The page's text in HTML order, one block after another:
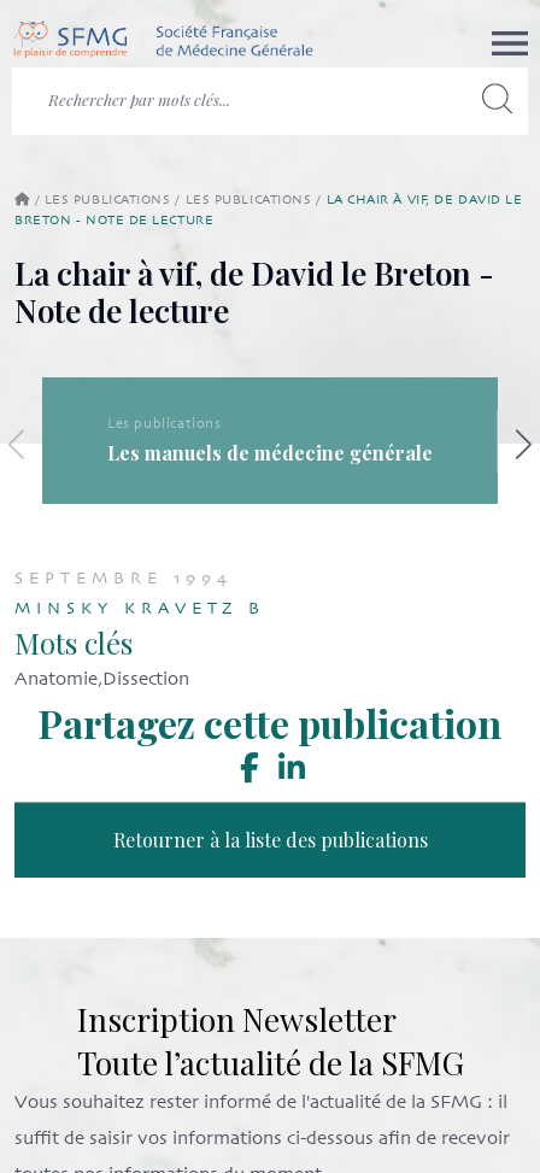
/ LES PUBLICATIONS / LES PUBLICATIONS / LA CHAIR À VIF, DE DAVID LE
BRETON - NOTE DE LECTURE
La chair à vif, de David le Breton -
Note de lecture
de médecine générale
Les
Les
SEPTEMBRE 1994
MINSKY KRAVETZ B
Mots clés
Anatomie,Dissection
Partagez cette publication
Retourner à la liste des publications
Inscription Newsletter
Toute l’actualité de la SFMG
Vous souhaitez rester informé de l'actualité de la SFMG : il
suffit de saisir vos informations ci-dessous afin de recevoir